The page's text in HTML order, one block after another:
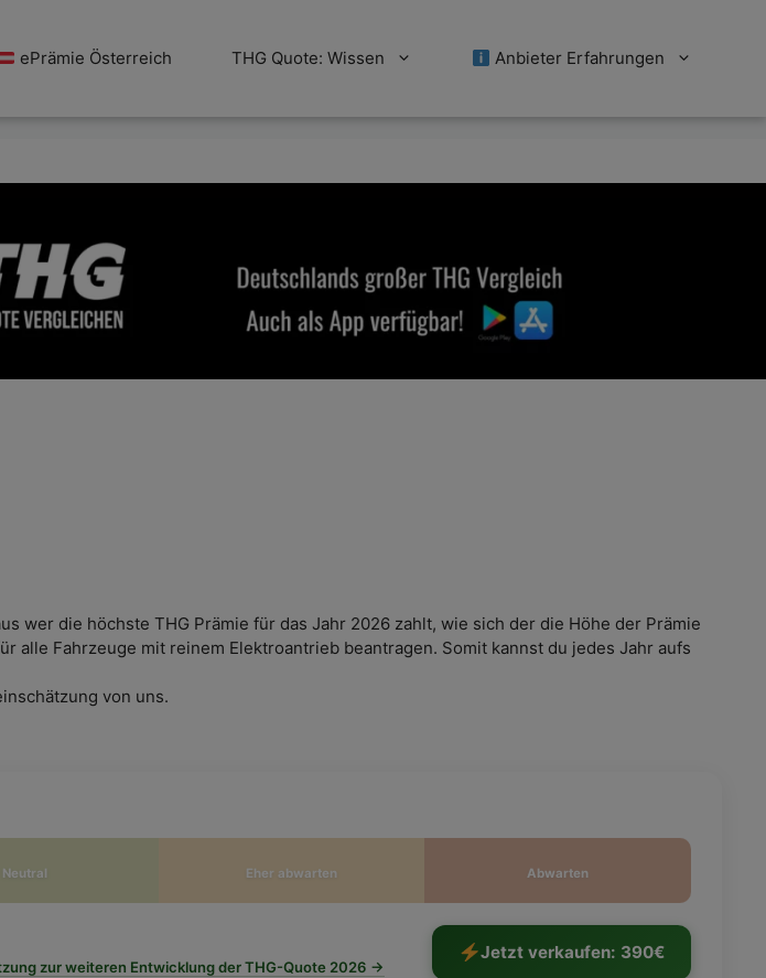
ePrämie Österreich THG Quote: Wissen Anbieter Erfahrungen
wer die höchste THG Prämie für das Jahr 2026 zahlt, wie sich der die Höhe der Prämie
alle Fahrzeuge mit reinem Elektroantrieb beantragen. Somit kannst du jedes Jahr aufs
von uns.
Neutral Eher abwarten Abwarten
zur weiteren Entwicklung der THG-Quote 2026 →
Jetzt verkaufen: 390€